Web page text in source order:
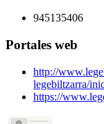
945135406
Portales web
http://
legebiltzarra/
https://